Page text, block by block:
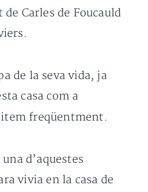
Carles de Foucauld
de la seva vida, ja
casa com a
freqüentment.
d’aquestes
vivia en la casa de